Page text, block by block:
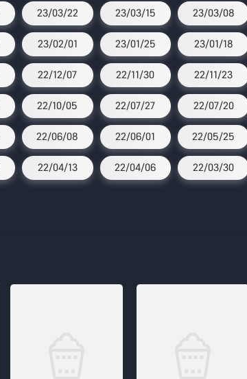
23/03/22 23/03/15 23/03/08
23/02/01 23/01/25 23/01/18
22/12/07 22/11/30 22/11/23
22/10/05 22/07/27 22/07/20
22/06/08 22/06/01 22/05/25
22/04/13 22/04/06 22/03/30